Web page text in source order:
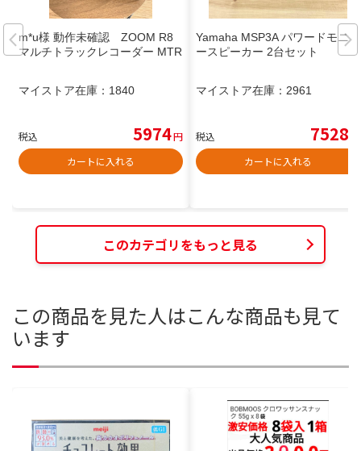
m*u様 動作未確認 ZOOM R8
マルチトラックレコーダー MTR
マイストア在庫： 1840
税込 5974円
カートに入れる
Yamaha MSP3A パワードモニタ
ースピーカー 2台セット
マイストア在庫： 2961
税込 7528
カートに入れる
このカテゴリをもっと見る
この商品を見た人はこんな商品も見て
います